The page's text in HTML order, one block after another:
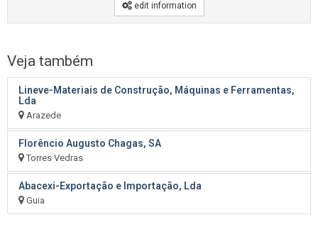
edit information
Veja também
Lineve-Materiais de Construção, Máquinas e Ferramentas,
Lda
Arazede
Florêncio Augusto Chagas, SA
Torres Vedras
Abacexi-Exportação e Importação, Lda
Guia